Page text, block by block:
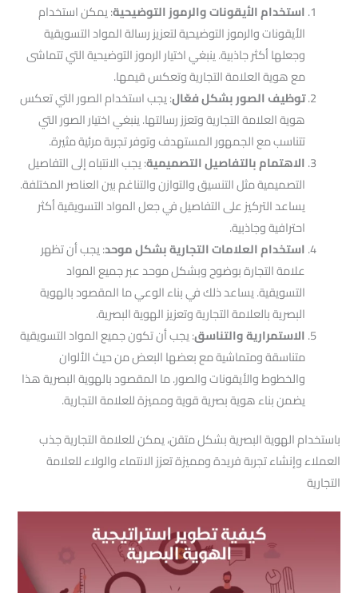
استخدام الأيقونات والرموز التوضيحية: يمكن استخدام
الأيقونات والرموز التوضيحية لتعزيز رسالة المواد التسويقية
وجعلها أكثر جاذبية. ينبغي اختيار الرموز التوضيحية التي تتماشى
مع هوية العلامة التجارية وتعكس قيمها.
توظيف الصور بشكل فعّال: يجب استخدام الصور التي تعكس
هوية العلامة التجارية وتعزز رسالتها. ينبغي اختيار الصور التي
تتناسب مع الجمهور المستهدف وتوفر تجربة مرئية مثيرة.
الاهتمام بالتفاصيل التصميمية: يجب الانتباه إلى التفاصيل
التصميمية مثل التنسيق والتوازن والتناغم بين العناصر المختلفة.
يساعد التركيز على التفاصيل في جعل المواد التسويقية أكثر
احترافية وجاذبية.
استخدام العلامات التجارية بشكل موحد: يجب أن تظهر
علامة التجارة بوضوح وبشكل موحد عبر جميع المواد
التسويقية. يساعد ذلك في بناء الوعي ما المقصود بالهوية
البصرية بالعلامة التجارية وتعزيز الهوية البصرية.
الاستمرارية والتناسق: يجب أن تكون جميع المواد التسويقية
متناسقة ومتماشية مع بعضها البعض من حيث الألوان
والخطوط والأيقونات والصور. ما المقصود بالهوية البصرية هذا
يضمن بناء هوية بصرية قوية ومميزة للعلامة التجارية.
باستخدام الهوية البصرية بشكل متقن، يمكن للعلامة التجارية جذب
العملاء وإنشاء تجربة فريدة ومميزة تعزز الانتماء والولاء للعلامة
التجارية